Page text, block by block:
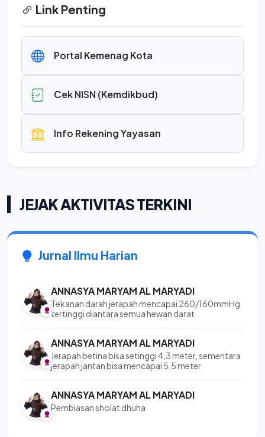
Link Penting
Portal Kemenag Kota
Cek NISN (Kemdikbud)
Info Rekening Yayasan
JEJAK AKTIVITAS TERKINI
Jurnal Ilmu Harian
ANNASYA MARYAM AL MARYADI
Tekanan darah jerapah mencapai 260/160mmHg
tertinggi diantara semua hewan darat
ANNASYA MARYAM AL MARYADI
Jerapah betina bisa setinggi 4,3 meter, sementara
jerapah jantan bisa mencapai 5,5 meter
ANNASYA MARYAM AL MARYADI
Pembiasan sholat dhuha